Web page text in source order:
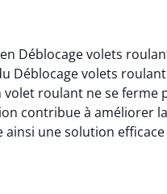
Déblocage volets
Déblocage volets
volet roulant ne se
contribue à améliorer
une solution